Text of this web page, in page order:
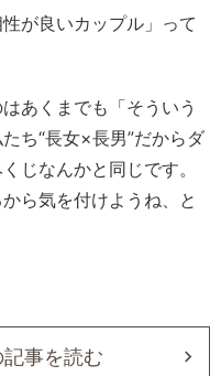
が良いカップル」って
あくまでも「そういう
ち“長女×長男”だからダ
じなんかと同じです。
ら気を付けようね、と
事を読む